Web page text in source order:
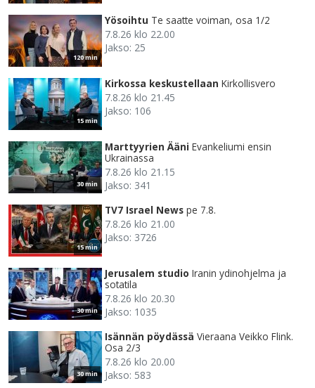
120 min
Yösoihtu Te saatte voiman, osa 1/2
7.8.26 klo 22.00
Jakso: 25
15 min
Kirkossa keskustellaan Kirkollisvero
7.8.26 klo 21.45
Jakso: 106
30 min
Marttyyrien Ääni Evankeliumi ensin
Ukrainassa
7.8.26 klo 21.15
Jakso: 341
15 min
TV7 Israel News pe 7.8.
7.8.26 klo 21.00
Jakso: 3726
30 min
Jerusalem studio Iranin ydinohjelma ja
sotatila
7.8.26 klo 20.30
Jakso: 1035
30 min
Isännän pöydässä Vieraana Veikko Flink.
Osa 2/3
7.8.26 klo 20.00
Jakso: 583